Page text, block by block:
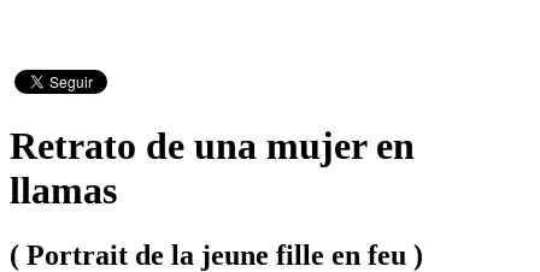
Retrato de una mujer en
llamas
( Portrait de la jeune fille en feu )